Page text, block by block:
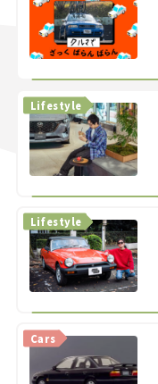
Lifestyle
Lifestyle
Cars